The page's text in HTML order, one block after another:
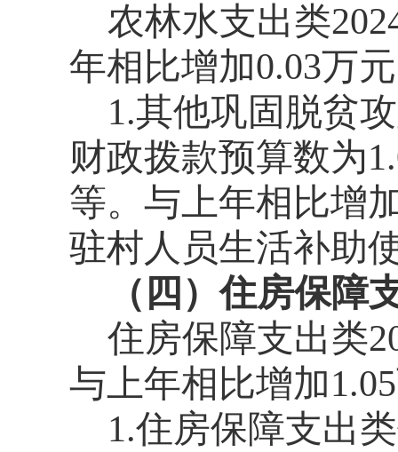
农林水支出类
年相比增加0.03万
1.其他巩固脱贫
财政拨款预算数为
等。与上年相比增
驻村人员生活补助
（四）住房保障
住房保障支出类
与上年相比增加
1.住房保障支出